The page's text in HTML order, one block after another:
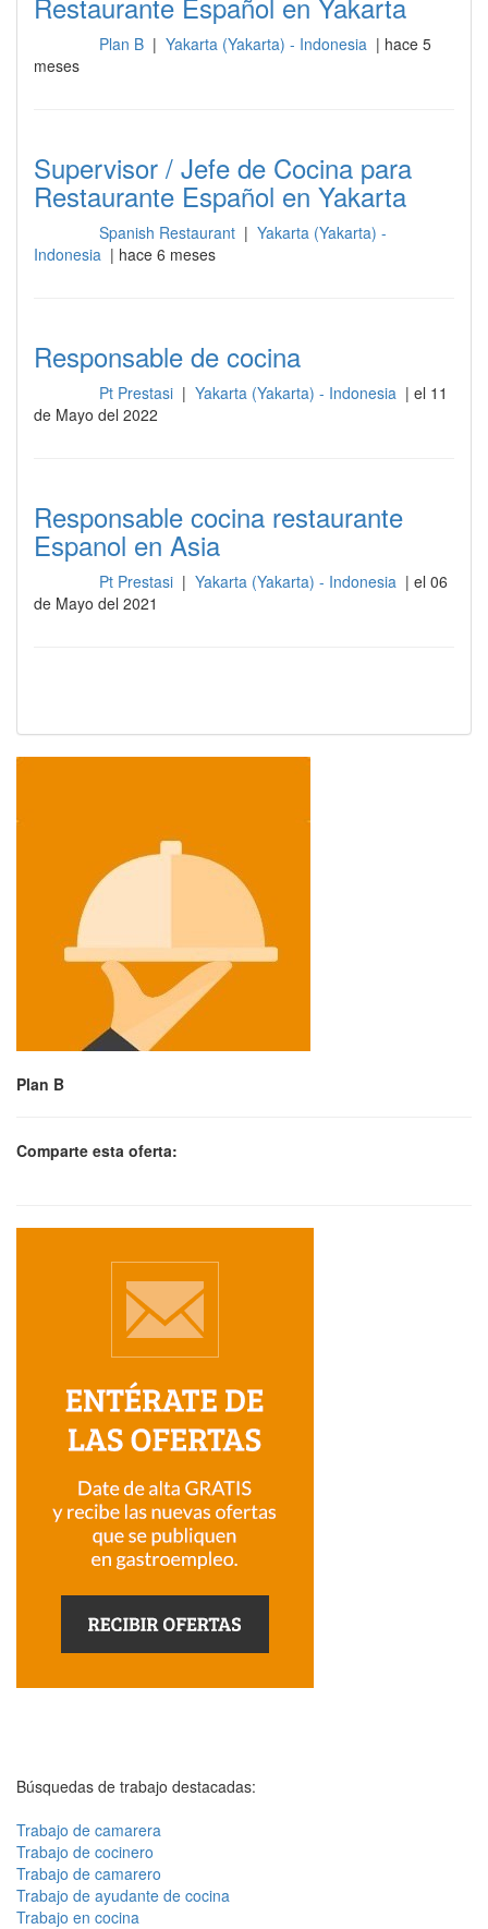
Plan B | Yakarta (Yakarta) - Indonesia | hace 5
meses
Supervisor / Jefe de Cocina para
Restaurante Español en Yakarta
Spanish Restaurant | Yakarta (Yakarta) -
Indonesia | hace 6 meses
Responsable de cocina
Pt Prestasi | Yakarta (Yakarta) - Indonesia | el 11
de Mayo del 2022
Responsable cocina restaurante
Espanol en Asia
Pt Prestasi | Yakarta (Yakarta) - Indonesia | el 06
de Mayo del 2021
Plan B
Comparte esta oferta:
Búsquedas de trabajo destacadas:
Trabajo de camarera
Trabajo de cocinero
Trabajo de camarero
Trabajo de ayudante de cocina
Trabajo en cocina